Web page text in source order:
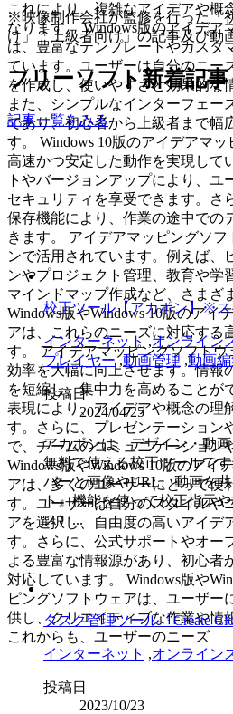
これにより、複雑なアイデアや概
なります。 Windows版のアイデア
は、豊富なテンプレートやカスタ
ています。ユーザーは自分のニー
を作成し、使いやすさと効果的な
また、シンプルなインターフェー
であり、初心者から上級者まで幅
す。 Windows 10版のアイデアマッ
高速かつ安定した動作を実現して
トやバージョンアップにより、ユ
セキュリティを享受できます。さ
保存機能により、作業の途中での
きます。 アイデアマッピングソ
ンで活用されています。例えば、
ンやプロジェクト管理、教育や学
マインドマップ作成など、さまざ
Windows版やWindows 10版のアイ
アは、これらのニーズに対応する
す。 アイデアマッピングソフト
効率を大幅に向上させます。情報
を短縮し、集中力を高めることが
表現により、アイデアや概念の理
す。さらに、プレゼンテーション
で、チームのコミュニケーション
Windows版やWindows 10版のアイ
アは、多くのユーザーにとって便
す。ユーザーは自分のスタイルや
アを選択し、自由度の高いアイデ
す。さらに、公式サポートやオー
よる豊富な情報源があり、初心者
対応しています。 Windows版や
ピングソフトウェアは、ユーザー
供し、クリエイティブな作業や情
これからも、ユーザーのニーズ
※映像制作会社が監修を行った「
け」「上級者向け」の記事及び動
フリーソフト新着記事
記事一覧をみる
校正ツール【アカポン】※
インターネット ,オンライン
プレイヤー,動画管理 ,動画
投稿日
2024/04/25
アカポンは、デザイン・動
無料で使える校正ツールで
バーと画像やURL、動画を
ト』機能を使って校正指示
ス）...
タスク管理ツール『Create
インターネット ,オンライン
投稿日
2023/10/23